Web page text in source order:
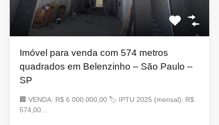
Imóvel para venda com 574 metros
quadrados em Belenzinho – São Paulo –
SP
🏢 VENDA: R$ 6.000.000,00 🏷 IPTU 2025 (mensal): R$
574,00…